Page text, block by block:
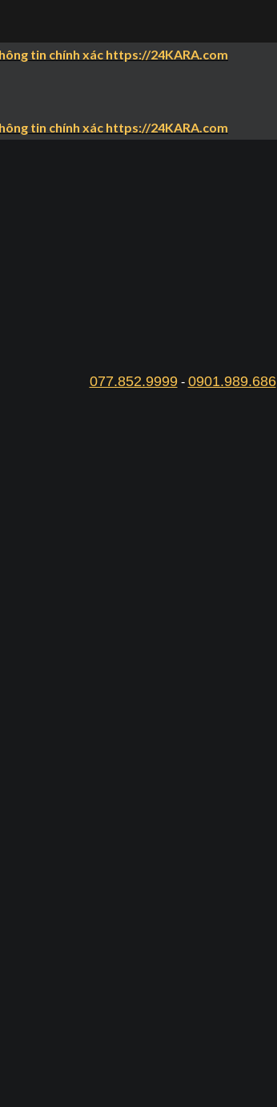
tin chính xác https://24KARA.com
tin chính xác https://24KARA.com
077.852.9999- 0901.989.686